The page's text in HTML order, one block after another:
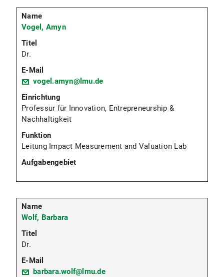
Vogel, Amyn
Dr.
vogel.amyn@lmu.de
Professur für Innovation, Entrepreneurship &
Nachhaltigkeit
Leitung Impact Measurement and Valuation Lab
Wolf, Barbara
Dr.
barbara.wolf@lmu.de